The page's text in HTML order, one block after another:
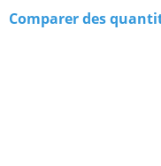
Comparer des